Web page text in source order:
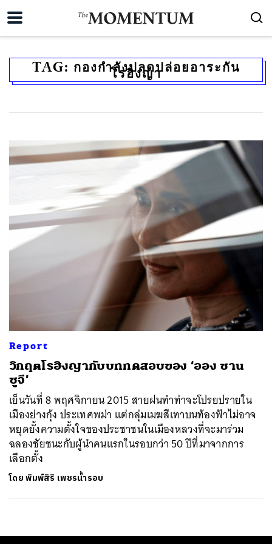
TAG: กองกำลังปลดปล่อยอาระกัน
โรฮิงญา
Report
วิกฤตโรฮิงญากับบททดสอบของ ‘ออง ซาน
ซูจี’
เย็นวันที่ 8 พฤศจิกายน 2015 สายฝนทำท่าจะโปรยปรายใน
เมืองย่างกุ้ง ประเทศพม่า แต่กลุ่มเมฆสีเทาบนท้องฟ้าไม่อาจ
หยุดยั้งความตั้งใจของประชาชนในเมืองหลวงที่จะมาร่วม
ฉลองชัยชนะกับผู้นำคนแรกในรอบกว่า 50 ปีที่มาจากการ
เลือกตั้ง
โดยพิมพ์สิริ เพชรน้ำรอบ
SHARE TWEET LINE EMAIL